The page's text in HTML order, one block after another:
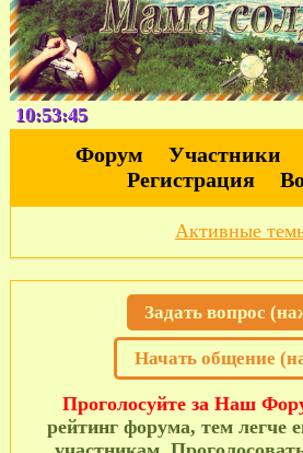
10:53:46
Форум Участники
Регистрация
Активные
Задать вопрос
Начать общение
Проголосуйте за Наш
рейтинг форума, тем легче